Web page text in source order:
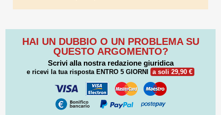
HAI UN DUBBIO O UN PROBLEMA SU
QUESTO ARGOMENTO?
Scrivi alla nostra redazione giuridica
e ricevi la tua risposta ENTRO 5 GIORNI a soli 29,90 €